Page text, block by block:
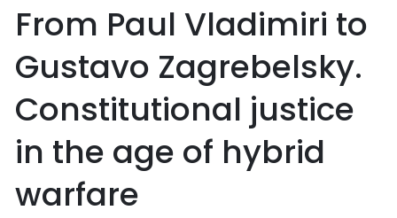
From Paul Vladimiri to
Gustavo Zagrebelsky.
Constitutional justice
in the age of hybrid
warfare